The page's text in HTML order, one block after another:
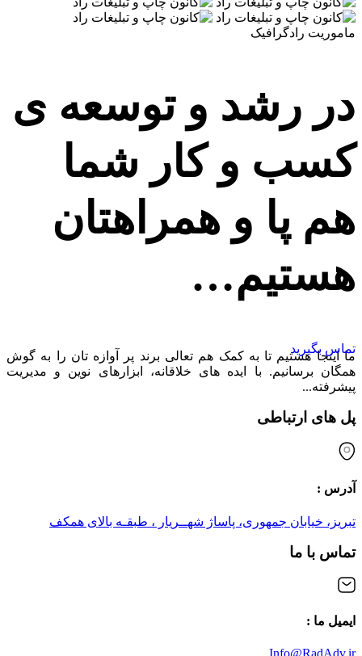
ماموریت رادگرافیک
در رشد و توسعه ی
کسب و کار شما
هم پا و همراهتان
هستیم…
تماس بگیرید
ما اینجا هستیم تا به کمک هم تعالی برند پر آوازه تان را به گوش
همگان برسانیم. با ایده های خلاقانه، ابزارهای نوین و مدیریت
پیشرفته...
پل های ارتباطی
آدرس :
تبریز، خیابان جمهوری، پاساژ شهــریار ، طبقـه بالای همکف
تماس با ما
ایمیل ما :
Info@RadAdv.ir